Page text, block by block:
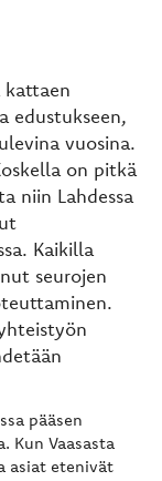
kattaen
edustukseen,
vuosina.
on pitkä
niin Lahdessa
Kaikilla
seurojen
pääsen
Kun Vaasasta
asiat etenivät